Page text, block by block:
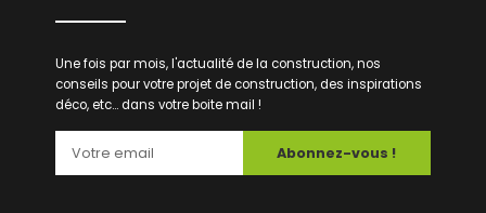
Une fois par mois, l'actualité de la construction, nos
conseils pour votre projet de construction, des inspirations
déco, etc... dans votre boite mail !
Abonnez-vous !